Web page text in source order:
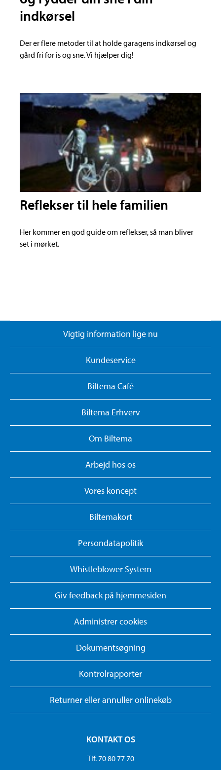
indkørsel
Der er flere metoder til at holde garagens indkørsel og
gård fri for is og sne. Vi hjælper dig!
Reflekser til hele familien
Her kommer en god guide om reflekser, så man bliver
set i mørket.
Vigtig information lige nu
Kundeservice
Biltema Café
Biltema Erhverv
Om Biltema
Arbejd hos os
Vores koncept
Biltemakort
Persondatapolitik
Whistleblower System
Giv feedback på hjemmesiden
Administrer cookies
Dokumentsøgning
Kontrolrapporter
Returner eller annuller onlinekøb
KONTAKT OS
Tlf. 70 80 77 70